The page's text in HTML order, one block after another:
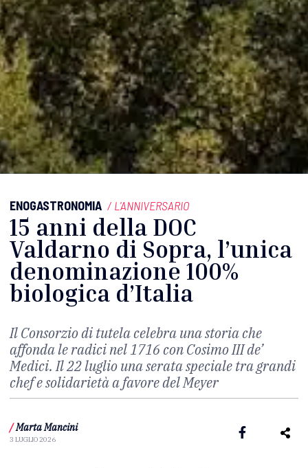
ENOGASTRONOMIA / L'ANNIVERSARIO
15 anni della DOC
Valdarno di Sopra, l’unica
denominazione 100%
biologica d’Italia
Il Consorzio di tutela celebra una storia che
affonda le radici nel 1716 con Cosimo III de’
Medici. Il 22 luglio una serata speciale tra grandi
chef e solidarietà a favore del Meyer
/ Marta Mancini
3 LUGLIO 2026